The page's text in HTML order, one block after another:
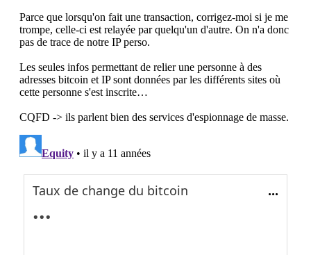
Taux de change du bitcoin ...
...